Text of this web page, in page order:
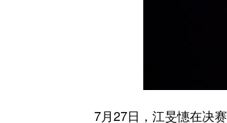
7月27日，江旻憓在决赛